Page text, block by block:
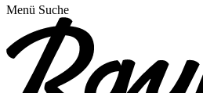
Menü Suche